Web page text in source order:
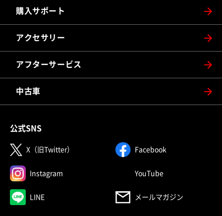
購入サポート
アクセサリー
アフターサービス
中古車
公式SNS
X（旧Twitter） （別ウィンドウで開く）Facebook（別ウィンドウ
Instagram （別ウィンドウで開く）YouTube（別ウィンドウで
LINE（別ウィンドウで開く） メールマガジン